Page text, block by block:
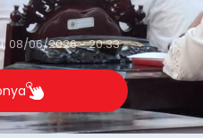
08/06/2026 - 20:33